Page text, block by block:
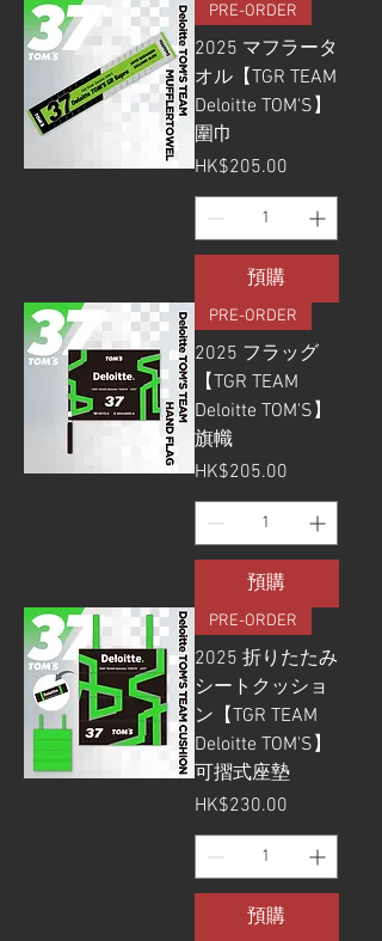
PRE-ORDER
2025 マフラータ
オル【TGR TEAM
Deloitte TOM'S】
圍巾
價格
HK$205.00
預購
PRE-ORDER
2025 フラッグ
【TGR TEAM
Deloitte TOM'S】
旗幟
價格
HK$205.00
預購
PRE-ORDER
2025 折りたたみ
シートクッショ
ン【TGR TEAM
Deloitte TOM'S】
可摺式座墊
價格
HK$230.00
預購